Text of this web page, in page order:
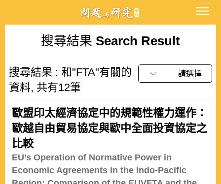
搜尋結果 Search Result
搜尋結果 : 和"FTA"有關的
資料, 共有12筆
請選擇
歐盟印太經濟協定中的規範性權力運作：
歐越自由貿易協定與歐中全面投資協定之
比較
EU’s Operation of Normative Power in
Economic Agreements in the Indo-Pacific